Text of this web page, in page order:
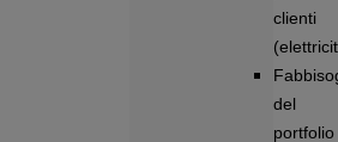
clienti
del
portfolio